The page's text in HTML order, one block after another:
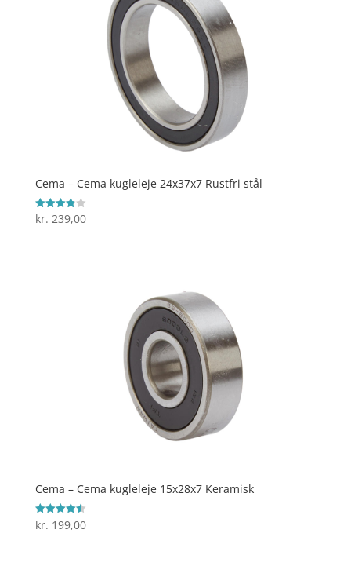
Cema – Cema kugleleje 24x37x7 Rustfri stål
Vurderet
3.8
kr. 239,00
Cema – Cema kugleleje 15x28x7 Keramisk
Vurderet
4.5
kr. 199,00